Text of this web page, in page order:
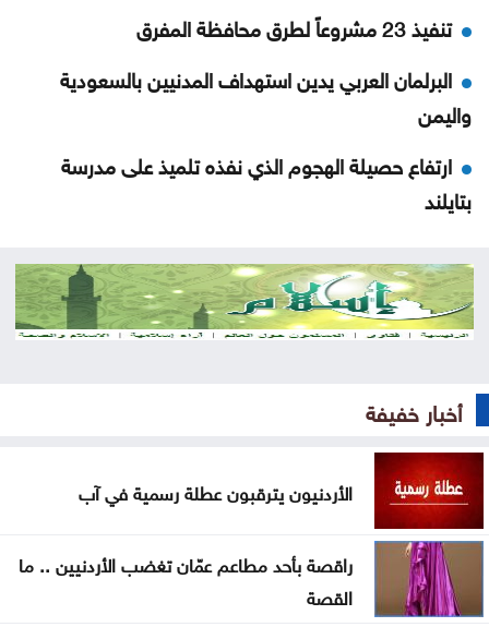
تنفيذ 23 مشروعاً لطرق محافظة المفرق
البرلمان العربي يدين استهداف المدنيين بالسعودية
واليمن
ارتفاع حصيلة الهجوم الذي نفذه تلميذ على مدرسة
بتايلند
احتراق 3206 مركبات في الأردن خلال عامين
السعودية للحوثيين: التحالف لن يقف مكتوف اليدين
توجيه لإزالة المركبات المهملة والمعطلة في الرصيفة
على هامش التعديل على قانون الجامعات الأردنية
توقيع اتفاقية دفاع بين السعودية وتركيا وباكستان
الجامعة العربية تدين الهجمات على السعودية واليمن
أخبار خفيفة
الأردنيون يترقبون عطلة رسمية في آب
راقصة بأحد مطاعم عمّان تغضب الأردنيين .. ما
القصة